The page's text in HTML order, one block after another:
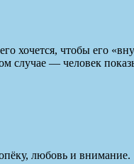
хочется, чтобы его
случае — человек
любовь и внимание.